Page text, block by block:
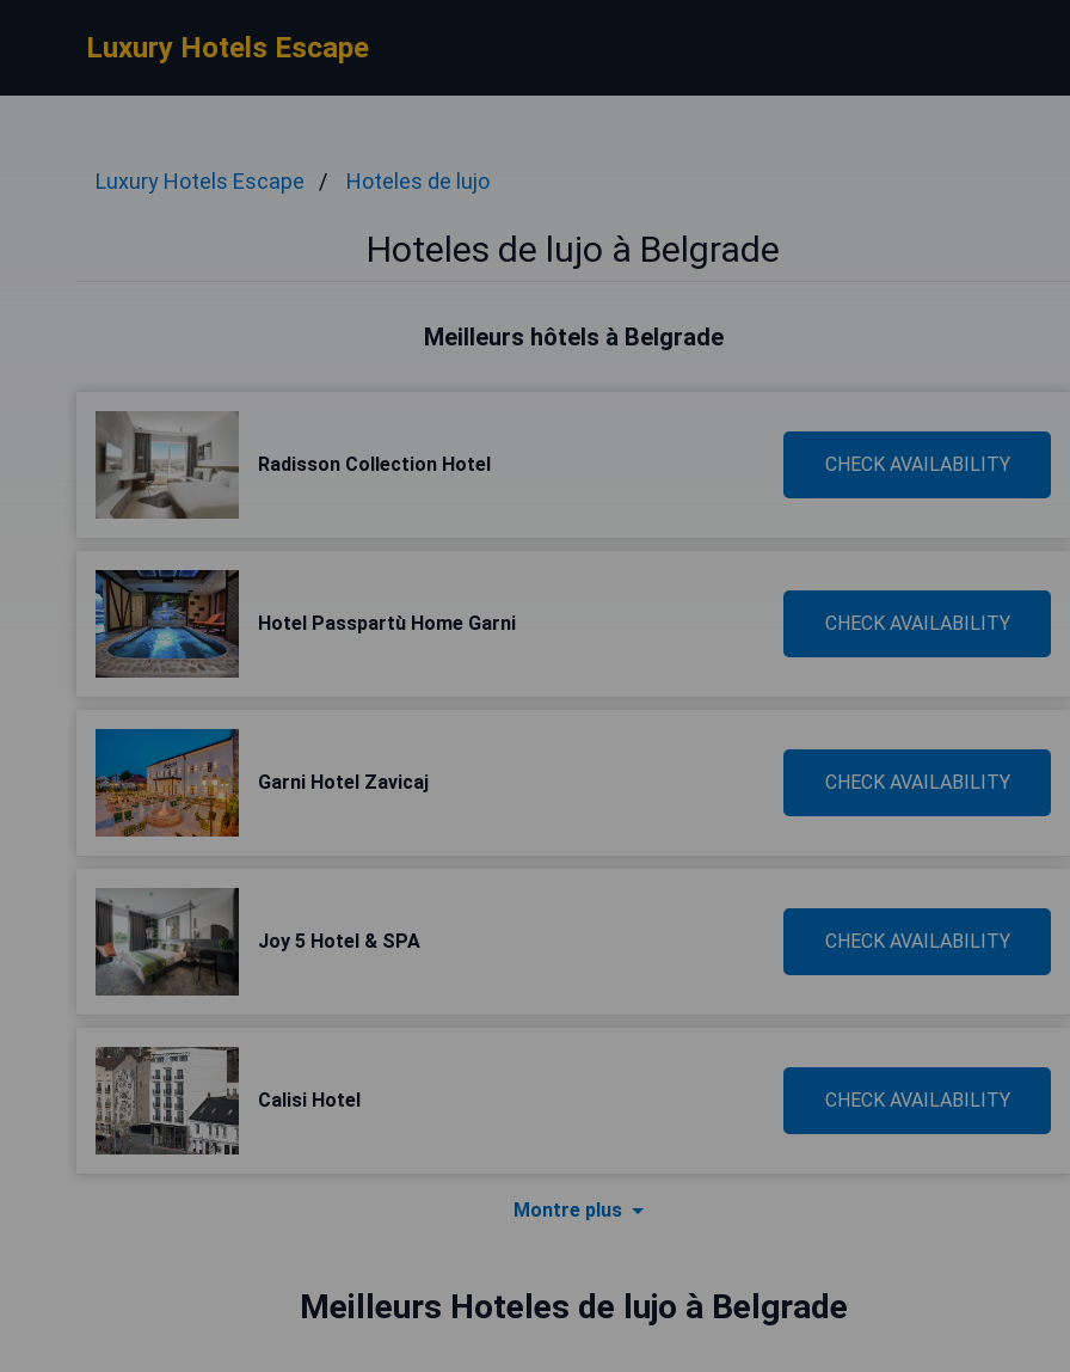
Luxury Hotels Escape
Luxury Hotels Escape Hoteles de lujo
Hoteles de lujo à Belgrade
Meilleurs hôtels à Belgrade
Radisson Collection Hotel CHECK AVAILABILITY
Hotel Passpartù Home Garni CHECK AVAILABILITY
Garni Hotel Zavicaj CHECK AVAILABILITY
Joy 5 Hotel & SPA CHECK AVAILABILITY
Calisi Hotel CHECK AVAILABILITY
Montre plus
Meilleurs Hoteles de lujo à Belgrade